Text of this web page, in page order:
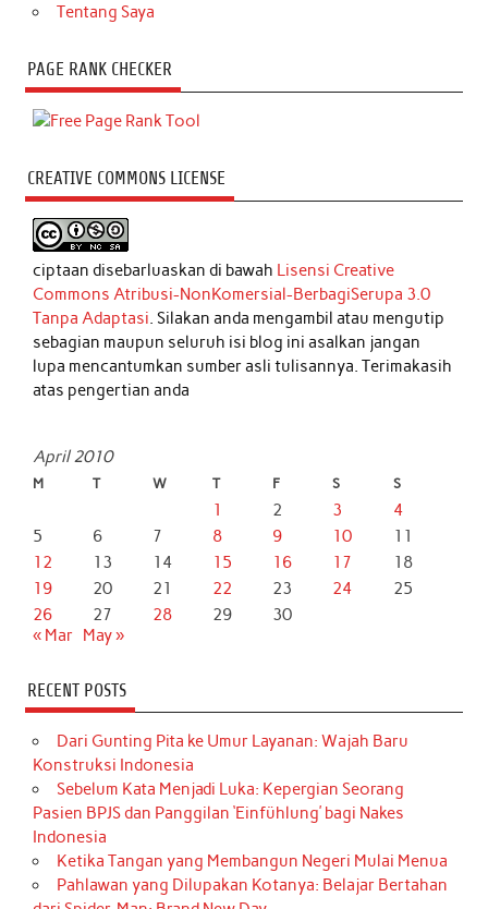
Tentang Saya
PAGE RANK CHECKER
CREATIVE COMMONS LICENSE
ciptaan disebarluaskan di bawah Lisensi Creative
Commons Atribusi-NonKomersial-BerbagiSerupa 3.0
Tanpa Adaptasi. Silakan anda mengambil atau mengutip
sebagian maupun seluruh isi blog ini asalkan jangan
lupa mencantumkan sumber asli tulisannya. Terimakasih
atas pengertian anda
April 2010
M T W T F S S
1 2 3
4
5
6 7 8 9 10
11
12
13 14 15 16 17
18
19
20 21 22 23 24
25
26
27 28 29
30
« Mar
May »
RECENT POSTS
Dari Gunting Pita ke Umur Layanan: Wajah Baru
Konstruksi Indonesia
Sebelum Kata Menjadi Luka: Kepergian Seorang
Pasien BPJS dan Panggilan ‘Einfühlung’ bagi Nakes
Indonesia
Ketika Tangan yang Membangun Negeri Mulai Menua
Pahlawan yang Dilupakan Kotanya: Belajar Bertahan